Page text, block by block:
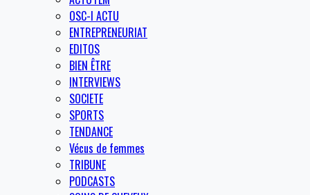
OSC-I ACTU
ENTREPRENEURIAT
EDITOS
BIEN ÊTRE
INTERVIEWS
SOCIETE
SPORTS
TENDANCE
Vécus de femmes
TRIBUNE
PODCASTS